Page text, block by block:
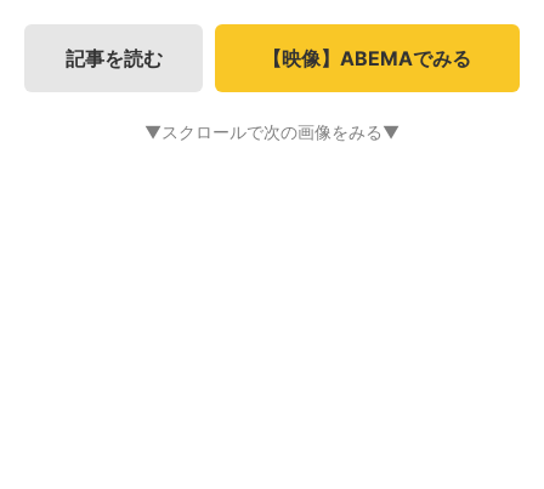
記事を読む 【映像】ABEMAでみる
▼スクロールで次の画像をみる▼